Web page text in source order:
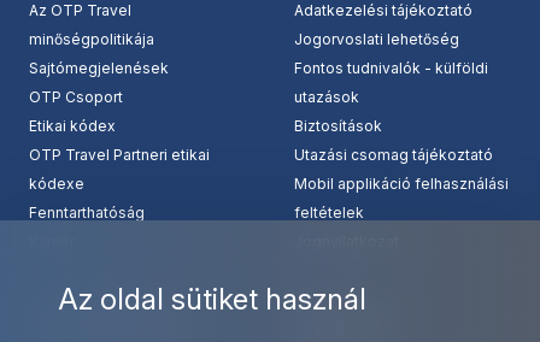
Az oldal sütiket használ
Az OTP Travel
minőségpolitikája
Sajtómegjelenések
OTP Csoport
Etikai kódex
OTP Travel Partneri etikai
kódexe
Fenntarthatóság
Adatkezelési tájékoztató
Jogorvoslati lehetőség
Fontos tudnivalók - külföldi
utazások
Biztosítások
Utazási csomag tájékoztató
Mobil applikáció felhasználási
feltételek